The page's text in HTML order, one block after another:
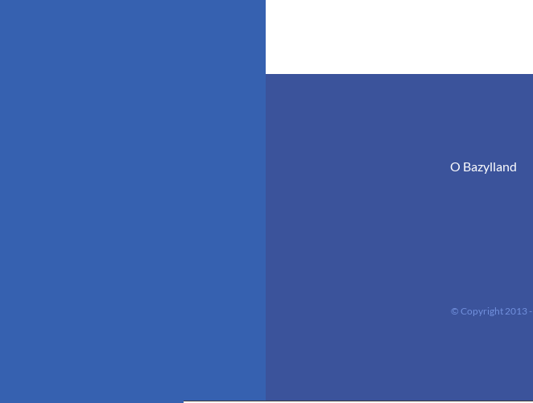
O Bazylland
© Copyright 2013 -